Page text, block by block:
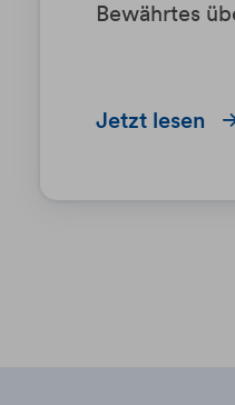
Bewährtes
Jetzt lesen